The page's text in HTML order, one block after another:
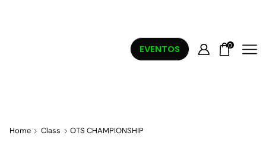
EVENTOS 0
Home Class OTS CHAMPIONSHIP